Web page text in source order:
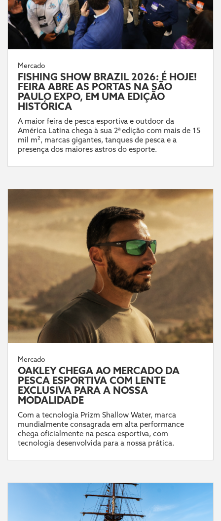
Mercado
FISHING SHOW BRAZIL 2026: É HOJE!
FEIRA ABRE AS PORTAS NA SÃO
PAULO EXPO, EM UMA EDIÇÃO
HISTÓRICA
A maior feira de pesca esportiva e outdoor da
América Latina chega à sua 2ª edição com mais de 15
mil m², marcas gigantes, tanques de pesca e a
presença dos maiores astros do esporte.
Mercado
OAKLEY CHEGA AO MERCADO DA
PESCA ESPORTIVA COM LENTE
EXCLUSIVA PARA A NOSSA
MODALIDADE
Com a tecnologia Prizm Shallow Water, marca
mundialmente consagrada em alta performance
chega oficialmente na pesca esportiva, com
tecnologia desenvolvida para a nossa prática.